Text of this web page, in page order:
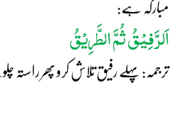
مبارکہ ہے:
اَلرَّفِیْقُ ثُمَّ الطَّرِیْقُ
ترجمہ: پہلے رفیق تلاش کرو پھر راستہ چلو۔